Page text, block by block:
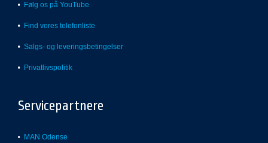
Følg os på YouTube
Find vores telefonliste
Salgs- og leveringsbetingelser
Privatlivspolitik
Servicepartnere
MAN Odense